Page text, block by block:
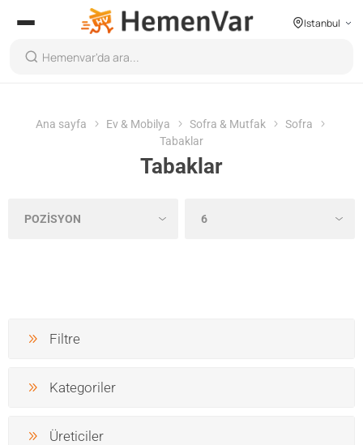
Istanbul
Ana sayfa Ev & Mobilya Sofra & Mutfak
Sofra
Tabaklar
Tabaklar
Filtre
Kategoriler
Üreticiler